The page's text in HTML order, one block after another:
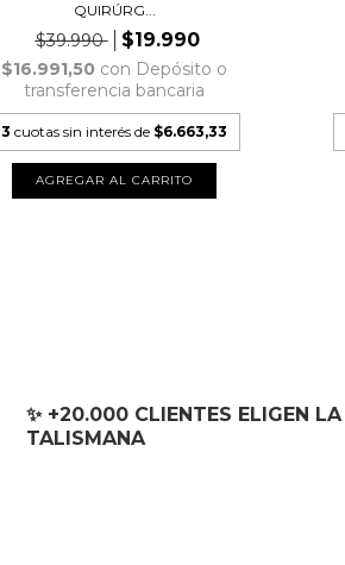
QUIRÚRG...
$39.990 $19.990
$16.991,50 con Depósito o
transferencia bancaria
3 cuotas sin interés de $6.663,33
✨ +20.000 CLIENTES ELIGEN LA
TALISMANA